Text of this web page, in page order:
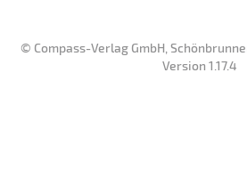
© Compass-Verlag GmbH,
Version 1.17.4